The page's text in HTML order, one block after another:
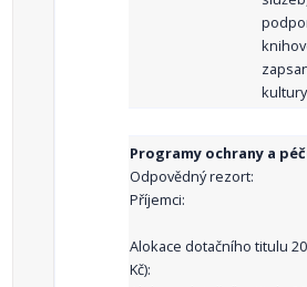
Programy ochrany a
Odpovědný rezort:
Příjemci:
Alokace dotačního titulu
Kč):